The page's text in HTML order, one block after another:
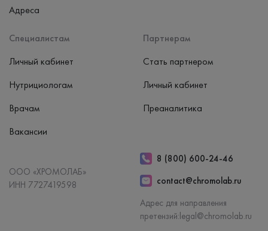
Адреса
Специалистам
Личный кабинет
Нутрициологам
Врачам
Вакансии
Партнерам
Стать партнером
Личный кабинет
Преаналитика
ООО «ХРОМОЛАБ»
ИНН 7727419598
8 (800) 600-24-46
contact@chromolab.ru
Адрес для направления
претензий:legal@chromolab.ru